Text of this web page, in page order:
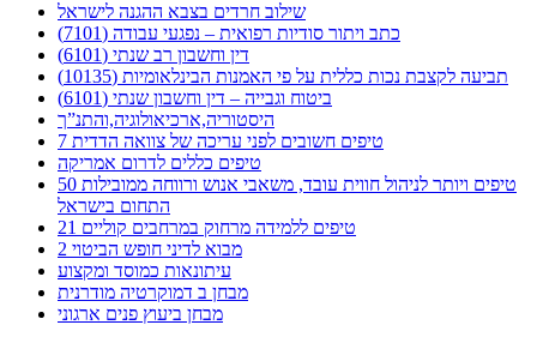
שילוב חרדים בצבא ההגנה לישראל
כתב ויתור סודיות רפואית – נפגעי עבודה (7101)
דין וחשבון רב שנתי (6101)
תביעה לקצבת נכות כללית על פי האמנות הבינלאומיות (10135)
ביטוח וגבייה – דין וחשבון שנתי (6101)
היסטוריה,ארכיאולוגיה,והתנ”ך
7 טיפים חשובים לפני עריכה של צוואה הדדית
טיפים כללים לדרום אמריקה
50 טיפים ויותר לניהול חווית עובד, משאבי אנוש ורווחה ממובילות
התחום בישראל
21 טיפים ללמידה מרחוק במרחבים קוליים
מבוא לדיני חופש הביטוי 2
עיתונאות כמוסד ומקצוע
מבחן ב דמוקרטיה מודרנית
מבחן ביעוץ פנים ארגוני